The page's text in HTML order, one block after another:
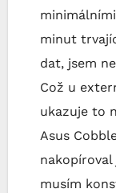
minut
dat, jsem
Což u
ukazuje to
Asus
musím